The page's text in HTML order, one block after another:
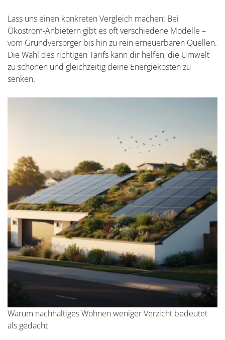
Lass uns einen konkreten Vergleich machen: Bei
Ökostrom-Anbietern gibt es oft verschiedene Modelle –
vom Grundversorger bis hin zu rein erneuerbaren Quellen.
Die Wahl des richtigen Tarifs kann dir helfen, die Umwelt
zu schonen und gleichzeitig deine Energiekosten zu
senken.
Warum nachhaltiges Wohnen weniger Verzicht bedeutet
als gedacht